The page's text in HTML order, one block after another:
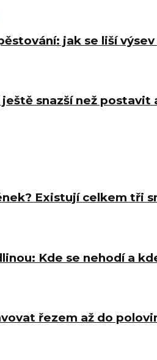
jak se liší
snazší než postavit
Existují celkem tři
Kde se nehodí a
řezem až do